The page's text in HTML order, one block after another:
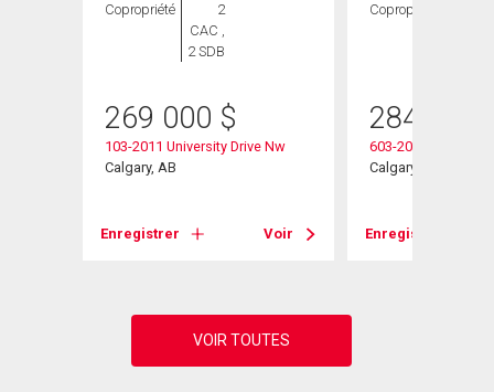
Copropriété
2
CAC ,
2 SDB
269 000 $
103-2011 University Drive Nw
Calgary, AB
Enregistrer Voir
Copropriété
284 900
603-2011
Calgary, AB
Enregistrer